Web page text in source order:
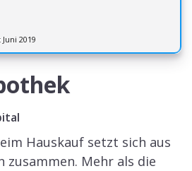
Hauskauf setzt sich aus
zusammen. Mehr als die
Juni 2019